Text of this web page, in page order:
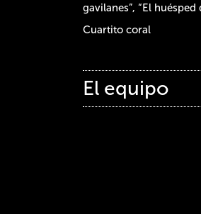
gavilanes”, “El
Cuartito coral
El equipo